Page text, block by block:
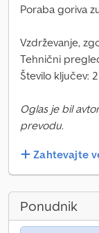
Poraba goriva
Vzdrževanje,
Tehnični
Število ključev:
Oglas je bil
prevodu.
Zahtevajte
Ponudnik